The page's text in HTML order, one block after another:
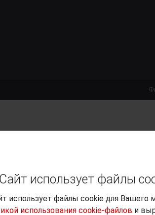
использует файлы
использует файлы cookie для Вашего
использования cookie-файлов и